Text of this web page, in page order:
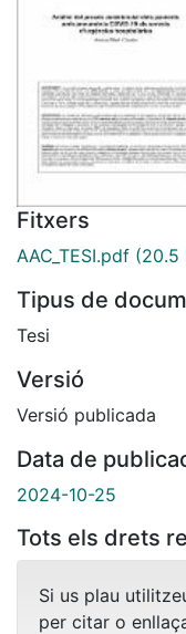
Fitxers
AAC_TESI.pdf (20.5
Tipus de
Tesi
Versió
Versió publicada
Data de
2024-10-25
Tots els drets
Si us plau
per citar o